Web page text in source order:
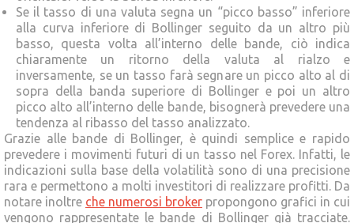
Se il tasso di una valuta segna un “picco basso” inferiore
alla curva inferiore di Bollinger seguito da un altro più
basso, questa volta all’interno delle bande, ciò indica
chiaramente un ritorno della valuta al rialzo e
inversamente, se un tasso farà segnare un picco alto al di
sopra della banda superiore di Bollinger e poi un altro
picco alto all’interno delle bande, bisognerà prevedere una
tendenza al ribasso del tasso analizzato.
Grazie alle bande di Bollinger, è quindi semplice e rapido
prevedere i movimenti futuri di un tasso nel Forex. Infatti, le
indicazioni sulla base della volatilità sono di una precisione
rara e permettono a molti investitori di realizzare profitti. Da
notare inoltre che numerosi broker propongono grafici in cui
vengono rappresentate le bande di Bollinger già tracciate.